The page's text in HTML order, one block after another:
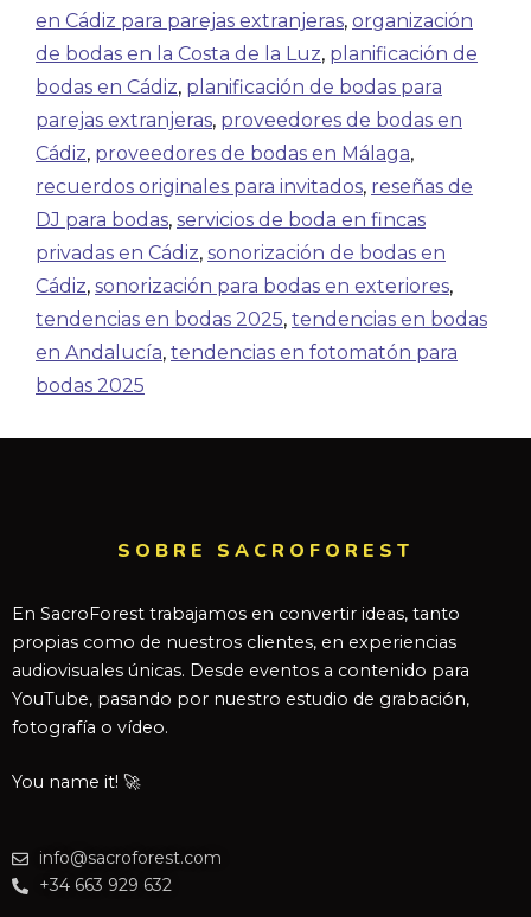
en Cádiz para parejas extranjeras, organización
de bodas en la Costa de la Luz, planificación de
bodas en Cádiz, planificación de bodas para
parejas extranjeras, proveedores de bodas en
Cádiz, proveedores de bodas en Málaga,
recuerdos originales para invitados, reseñas de
DJ para bodas, servicios de boda en fincas
privadas en Cádiz, sonorización de bodas en
Cádiz, sonorización para bodas en exteriores,
tendencias en bodas 2025, tendencias en bodas
en Andalucía, tendencias en fotomatón para
bodas 2025
SOBRE SACROFOREST
En SacroForest trabajamos en convertir ideas, tanto
propias como de nuestros clientes, en experiencias
audiovisuales únicas. Desde eventos a contenido para
YouTube, pasando por nuestro estudio de grabación,
fotografía o vídeo.
You name it! 🚀
info@sacroforest.com
+34 663 929 632